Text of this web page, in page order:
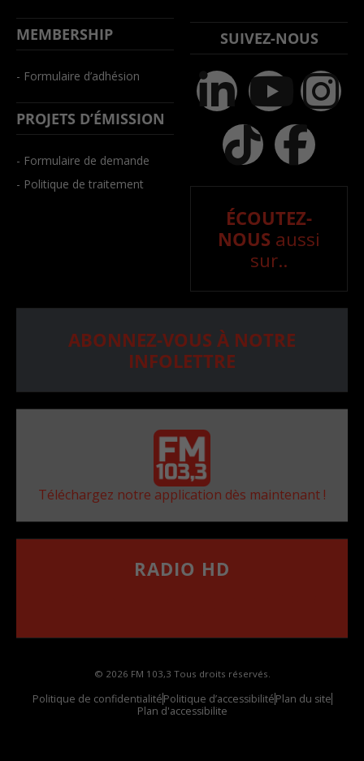
MEMBERSHIP
- Formulaire d’adhésion
PROJETS D’ÉMISSION
- Formulaire de demande
- Politique de traitement
SUIVEZ-NOUS
ÉCOUTEZ-
NOUS aussi
sur..
ABONNEZ-VOUS À NOTRE
INFOLETTRE
Téléchargez notre application dès maintenant !
RADIO HD
© 2026 FM 103,3 Tous droits réservés.
Politique de confidentialitéPolitique d’accessibilitéPlan du site
Plan d'accessibilite